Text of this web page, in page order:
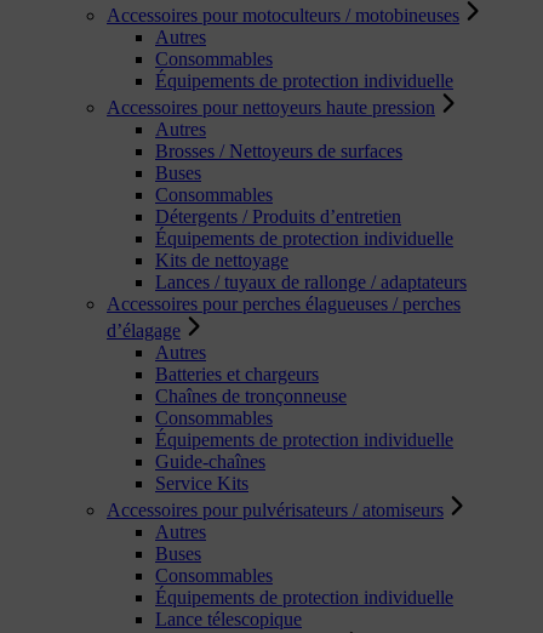
Accessoires pour motoculteurs / motobineuses
Autres
Consommables
Équipements de protection individuelle
Accessoires pour nettoyeurs haute pression
Autres
Brosses / Nettoyeurs de surfaces
Buses
Consommables
Détergents / Produits d’entretien
Équipements de protection individuelle
Kits de nettoyage
Lances / tuyaux de rallonge / adaptateurs
Accessoires pour perches élagueuses / perches
d’élagage
Autres
Batteries et chargeurs
Chaînes de tronçonneuse
Consommables
Équipements de protection individuelle
Guide-chaînes
Service Kits
Accessoires pour pulvérisateurs / atomiseurs
Autres
Buses
Consommables
Équipements de protection individuelle
Lance télescopique